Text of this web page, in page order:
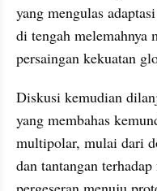
yang mengulas
di tengah melemahnya
persaingan kekuatan
Diskusi kemudian
yang membahas
multipolar, mulai dari
dan tantangan